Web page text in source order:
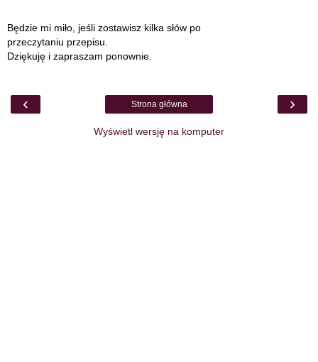
Będzie mi miło, jeśli zostawisz kilka słów po
przeczytaniu przepisu.
Dziękuję i zapraszam ponownie.
‹ ›
Strona główna
Wyświetl wersję na komputer